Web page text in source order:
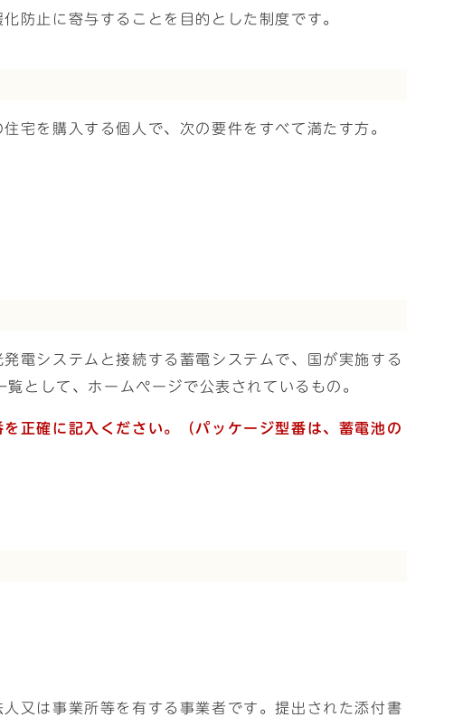
防止に寄与することを目的とした制度です。
宅を購入する個人で、次の要件をすべて満たす方。
電システムと接続する蓄電システムで、国が実施する
として、ホームページで公表されているもの。
正確に記入ください。（パッケージ型番は、蓄電池の
又は事業所等を有する事業者です。提出された添付書